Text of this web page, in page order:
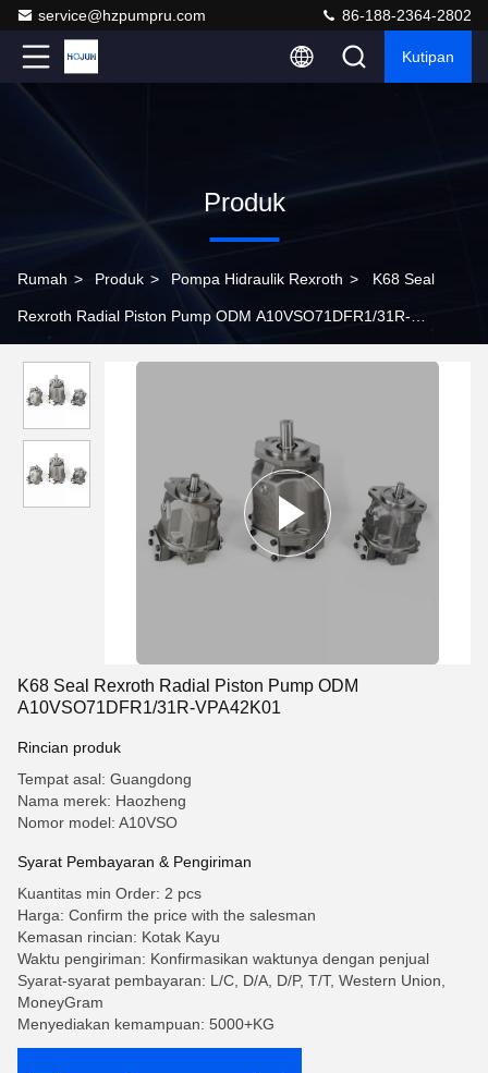
service@hzpumpru.com 86-188-2364-2802
Kutipan
Produk
Rumah > Produk > Pompa Hidraulik Rexroth > K68 Seal
Rexroth Radial Piston Pump ODM A10VSO71DFR1/31R-
K68 Seal Rexroth Radial Piston Pump ODM
A10VSO71DFR1/31R-VPA42K01
Rincian produk
Tempat asal: Guangdong
Nama merek: Haozheng
Nomor model: A10VSO
Syarat Pembayaran & Pengiriman
Kuantitas min Order: 2 pcs
Harga: Confirm the price with the salesman
Kemasan rincian: Kotak Kayu
Waktu pengiriman: Konfirmasikan waktunya dengan penjual
Syarat-syarat pembayaran: L/C, D/A, D/P, T/T, Western Union,
MoneyGram
Menyediakan kemampuan: 5000+KG